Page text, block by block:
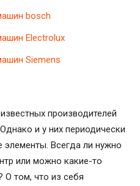
bosch
Electrolux
Siemens
производителей
и у них периодически
элементы. Всегда ли нужно
или можно какие-то
О том, что из себя